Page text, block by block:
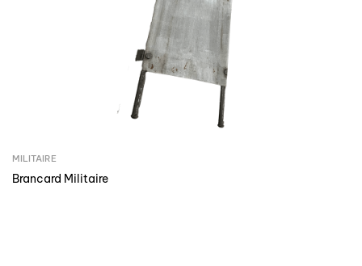
MILITAIRE
Brancard Militaire